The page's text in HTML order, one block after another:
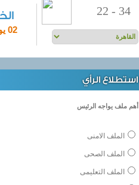
02 يوليو 2015
22 - 34
استطلاع الرأي
أهم ملف يواجه الرئيس
الملف الامنى
الملف الصحى
الملف التعليمى